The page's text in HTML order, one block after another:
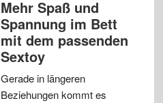
Mehr Spaß und
Spannung im Bett
mit dem passenden
Sextoy
Gerade in längeren
Beziehungen kommt es